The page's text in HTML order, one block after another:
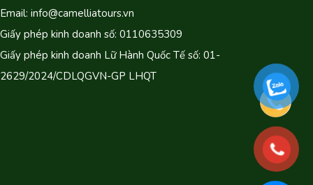
Email: info@camelliatours.vn
Giấy phép kinh doanh số: 0110635309
Giấy phép kinh doanh Lữ Hành Quốc Tế số: 01-
2629/2024/CDLQGVN-GP LHQT